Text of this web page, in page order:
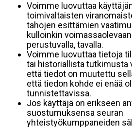
Voimme luovuttaa
toimivaltaisten
tahojen esittämien
kulloinkin
perustuvalla, tavalla.
Voimme luovuttaa tietoja
tai historiallista tutkimusta
että tiedot on muutettu
että tiedon kohde ei enää
tunnistettavissa.
Jos käyttäjä on erikseen
suostumuksensa seuran
yhteistyökumppaneiden